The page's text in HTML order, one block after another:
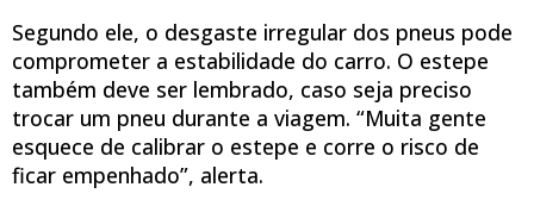
Segundo ele, o desgaste irregular dos pneus pode
comprometer a estabilidade do carro. O estepe
também deve ser lembrado, caso seja preciso
trocar um pneu durante a viagem. “Muita gente
esquece de calibrar o estepe e corre o risco de
ficar empenhado”, alerta.